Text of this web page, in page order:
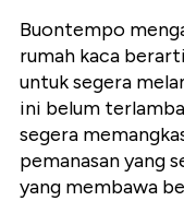
Buontempo
rumah kaca
untuk segera
ini belum
segera
pemanasan yang
yang membawa